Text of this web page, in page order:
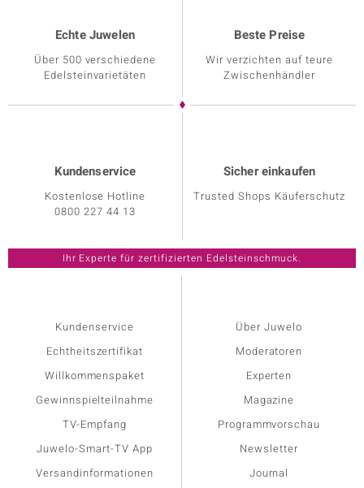
Echte Juwelen
Über 500 verschiedene
Edelsteinvarietäten
Beste Preise
Wir verzichten auf teure
Zwischenhändler
Kundenservice
Kostenlose Hotline
0800 227 44 13
Sicher einkaufen
Trusted Shops Käuferschutz
Kundenservice
Echtheitszertifikat
Willkommenspaket
Gewinnspielteilnahme
TV-Empfang
Juwelo-Smart-TV App
Versandinformationen
Über Juwelo
Moderatoren
Experten
Magazine
Programmvorschau
Newsletter
Journal